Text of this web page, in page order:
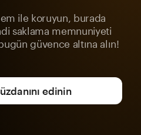
ile koruyun, burada
saklama memnuniyeti
güvence altına alın!
edinin